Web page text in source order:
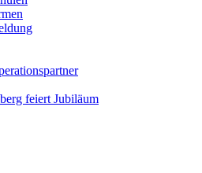
feiert Jubiläum